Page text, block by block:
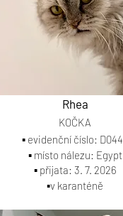
Rhea
▪️ evidenční číslo: D044
▪️ místo nálezu: Egypt
▪️ přijata: 3. 7. 2026
▪️v karanténě
KOČKA